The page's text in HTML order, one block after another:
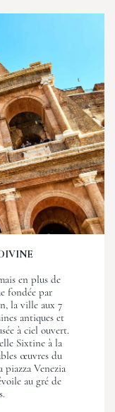
en plus de
fondée par
la ville aux 7
antiques et
à ciel ouvert.
Sixtine à la
œuvres du
piazza Venezia
au gré de